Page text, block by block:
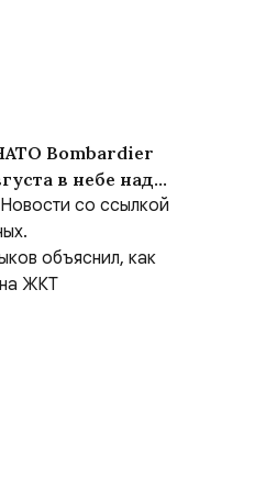
Bombardier
в небе над
часов
со ссылкой